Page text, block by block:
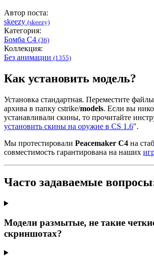
Автор поста:
skeezy (skeezy)
Категория:
Бомба C4 (36)
Коллекция:
Без анимации (1355)
Как установить модель?
Установка стандартная. Переместите
архива в папку cstrike/models. Если вы
устанавливали скины, то прочитайте
установить скины на оружие в CS 1.6".
Мы протестировали Peacemaker C4 на
совместимость гарантирована на наших
Часто задаваемые
Модели размытые, не такие
скриншотах?